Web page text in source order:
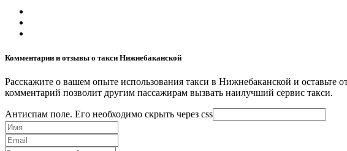
Комментарии и отзывы о такси Нижнебаканской
Расскажите о вашем опыте использования такси в Нижнебаканской и
комментарий позволит другим пассажирам вызвать наилучший сервис такси.
Антиспам поле. Его необходимо скрыть через css